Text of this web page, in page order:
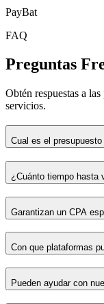
PayBat
FAQ
Preguntas
Obtén respuestas a
servicios.
Cual es el
¿Cuánto tiempo hasta
Garantizan un CPA
Con que plataformas
Pueden ayudar con